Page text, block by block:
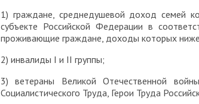
1) граждане, среднедушевой доход семей
субъекте Российской Федерации в
проживающие граждане, доходы которых
2) инвалиды I и II группы;
3) ветераны Великой Отечественной
Социалистического Труда, Герои Труда